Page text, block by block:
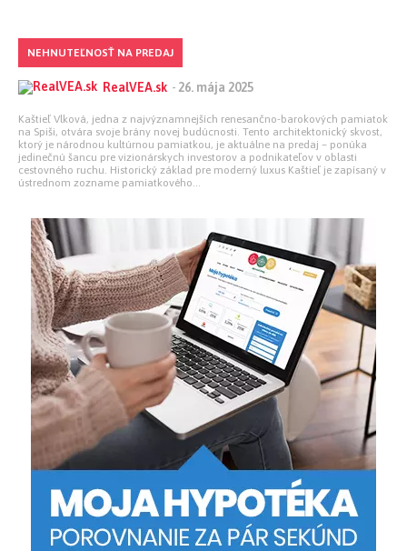
NEHNUTEĽNOSŤ NA PREDAJ
RealVEA.sk - 26. mája 2025
Kaštieľ Vlková, jedna z najvýznamnejších renesančno-barokových pamiatok
na Spiši, otvára svoje brány novej budúcnosti. Tento architektonický skvost,
ktorý je národnou kultúrnou pamiatkou, je aktuálne na predaj – ponúka
jedinečnú šancu pre vizionárskych investorov a podnikateľov v oblasti
cestovného ruchu. Historický základ pre moderný luxus Kaštieľ je zapísaný v
ústrednom zozname pamiatkového...